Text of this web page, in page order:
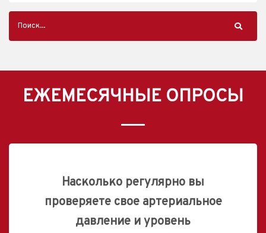
ЕЖЕМЕСЯЧНЫЕ ОПРОСЫ
Насколько регулярно вы
проверяете свое артериальное
давление и уровень